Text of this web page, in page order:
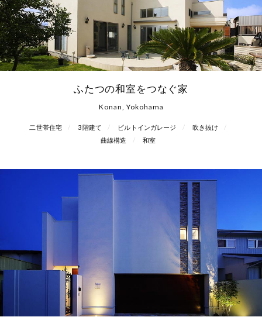
ふたつの和室をつなぐ家
Konan, Yokohama
二世帯住宅 3階建て ビルトインガレージ
吹き抜け
曲線構造
和室